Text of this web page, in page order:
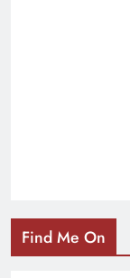
Find Me On